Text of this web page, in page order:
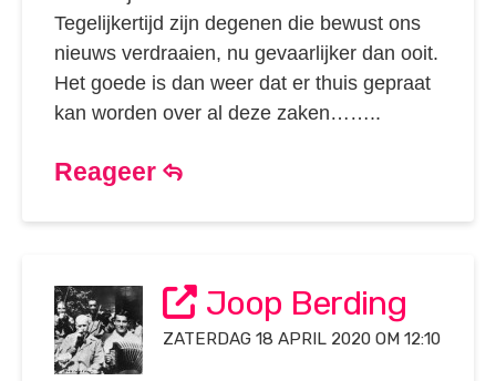
Tegelijkertijd zijn degenen die bewust ons
nieuws verdraaien, nu gevaarlijker dan ooit.
Het goede is dan weer dat er thuis gepraat
kan worden over al deze zaken……..
Reageer
Joop Berding
ZATERDAG 18 APRIL 2020 OM 12:10